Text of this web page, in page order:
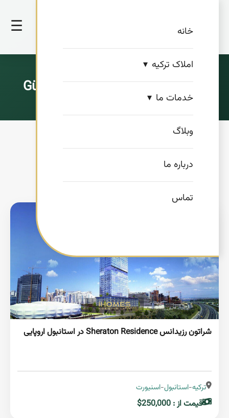
خانه
املاک ترکیه
خدمات ما
وبلاگ
درباره ما
تماس
☰
شرکت گورای انشائات Güray inşaat
شراتون رزیدانس Sheraton Residence در استانبول اروپایی
ترکیه-استانبول-اسنیورت
قیمت از : 250,000$